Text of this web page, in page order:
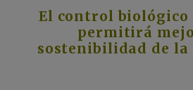
El control biológico
permitirá
sostenibilidad de la